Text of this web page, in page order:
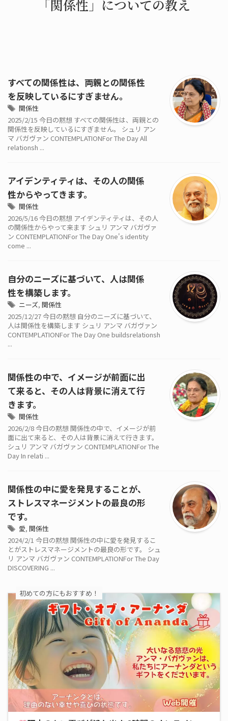
「関係性」についての教え
すべての関係性は、両親との関係性
を反映しているにすぎません。
関係性
2025/2/15 今日の黙想 すべての関係性は、両親との
関係性を反映しているにすぎません。 シュリ アン
マ バガヴァン CONTEMPLATIONFor The Day All
relationsh ...
アイデンティティは、その人の関係
性からやってきます。
関係性
2026/5/16 今日の黙想 アイデンティティは、その人
の関係性からやって来ます シュリ アンマ バガヴァ
ン CONTEMPLATIONFor The Day One's identity
come ...
自分のニーズに基づいて、人は関係
性を構築します。
ニーズ, 関係性
2025/12/27 今日の黙想 自分のニーズに基づいて、
人は関係性を構築します シュリ アンマ バガヴァン
CONTEMPLATIONFor The Day One buildsrelationsh
...
関係性の中で、イメージが前面に出
て来ると、その人は背景に消えて行
きます。
関係性
2026/2/8 今日の黙想 関係性の中で、イメージが前
面に出て来ると、その人は背景に消えて行きます。
シュリ アンマ バガヴァン CONTEMPLATIONFor The
Day In relati ...
関係性の中に愛を発見することが、
ストレスマネージメントの最良の形
です。
愛, 関係性
2024/2/1 今日の黙想 関係性の中に愛を発見するこ
とがストレスマネージメントの最良の形です。 シュ
リ アンマ バガヴァン CONTEMPLATIONFor The Day
DISCOVERING ...
初めての方にもおすすめ！